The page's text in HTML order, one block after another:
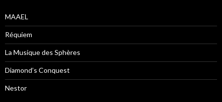
MAAEL
Réquiem
La Musique des Sphères
Diamond’s Conquest
Nestor